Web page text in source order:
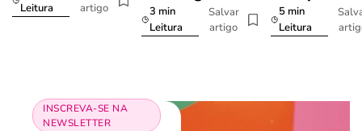
Leitura
artigo
3 min
Leitura
Salvar
artigo
5 min
Leitura
INSCREVA-SE NA
NEWSLETTER